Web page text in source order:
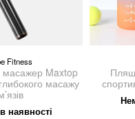
Fitness
Maxtop
масажу
наявності